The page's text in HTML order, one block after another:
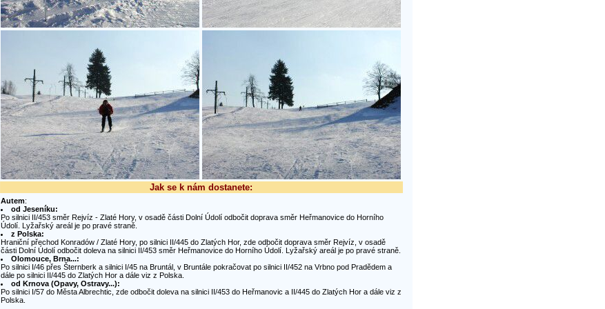
Jak se k nám dostanete:
Autem:
od Jeseníku:
Po silnici II/453 směr Rejvíz - Zlaté Hory, v osadě části Dolní Údolí odbočit doprava směr Heřmanovice do Horního
Údolí. Lyžařský areál je po pravé straně.
z Polska:
Hraniční přechod Konradów / Zlaté Hory, po silnici II/445 do Zlatých Hor, zde odbočit doprava směr Rejvíz, v osadě
části Dolní Údolí odbočit doleva na silnici II/453 směr Heřmanovice do Horního Údolí. Lyžařský areál je po pravé straně.
Olomouce, Brna...:
Po silnici I/46 přes Šternberk a silnici I/45 na Bruntál, v Bruntále pokračovat po silnici II/452 na Vrbno pod Pradědem a
dále po silnici II/445 do Zlatých Hor a dále viz z Polska.
od Krnova (Opavy, Ostravy...):
Po silnici I/57 do Města Albrechtic, zde odbočit doleva na silnici II/453 do Heřmanovic a II/445 do Zlatých Hor a dále viz z
Polska.